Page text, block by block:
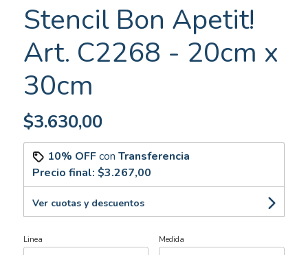
Stencil Bon Apetit!
Art. C2268 - 20cm x
30cm
$3.630,00
10% OFFcon Transferencia
Precio final: $3.267,00
Ver cuotas y descuentos
Linea Medida